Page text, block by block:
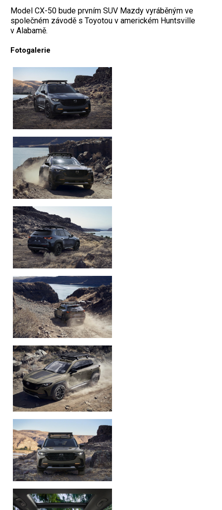
Model CX-50 bude prvním SUV Mazdy vyráběným ve
společném závodě s Toyotou v americkém Huntsville
v Alabamě.
Fotogalerie